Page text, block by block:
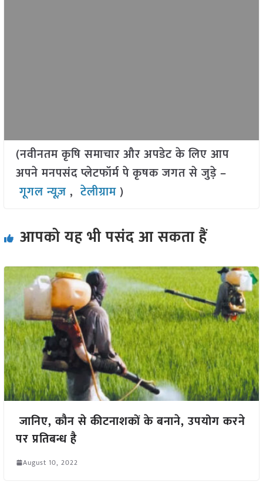
(नवीनतम कृषि समाचार और अपडेट के लिए आप
अपने मनपसंद प्लेटफॉर्म पे कृषक जगत से जुड़े –
गूगल न्यूज़ ,टेलीग्राम )
आपको यह भी पसंद आ सकता हैं
जानिए, कौन से कीटनाशकों के बनाने, उपयोग करने
पर प्रतिबन्ध है
August 10, 2022